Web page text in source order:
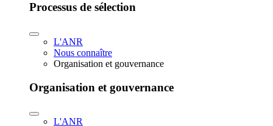
Processus de sélection
L'ANR
Nous connaître
Organisation et gouvernance
Organisation et gouvernance
L'ANR